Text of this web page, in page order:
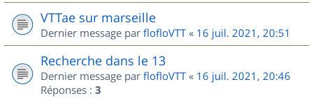
VTTae sur marseille
Dernier message par flofloVTT« 16 juil. 2021, 20:51
Recherche dans le 13
Dernier message par flofloVTT« 16 juil. 2021, 20:46
Réponses : 3